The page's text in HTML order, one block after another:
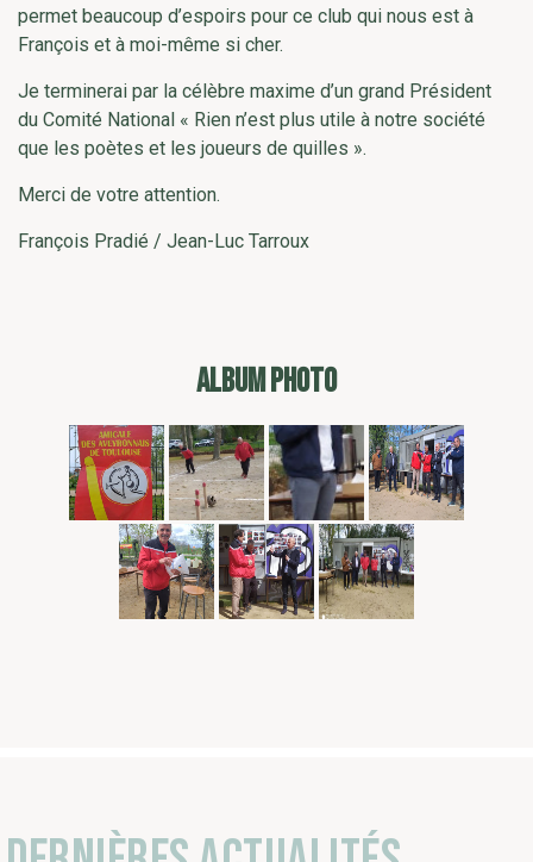
permet beaucoup d’espoirs pour ce club qui nous est à
François et à moi-même si cher.
Je terminerai par la célèbre maxime d’un grand Président
du Comité National « Rien n’est plus utile à notre société
que les poètes et les joueurs de quilles ».
Merci de votre attention.
François Pradié / Jean-Luc Tarroux
ALBUM PHOTO